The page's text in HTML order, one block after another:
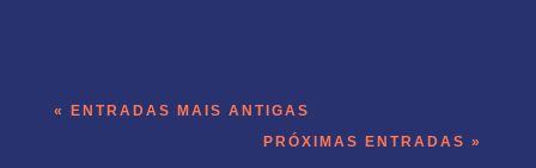
« ENTRADAS MAIS ANTIGAS
PRÓXIMAS ENTRADAS »